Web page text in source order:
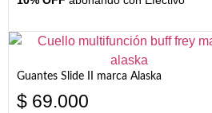
Guantes Slide II marca Alaska
$ 69.000